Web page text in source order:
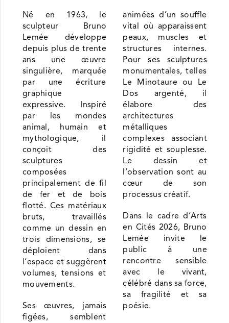
Né en 1963, le
sculpteur Bruno
Lemée développe
depuis plus de trente
ans une œuvre
singulière, marquée
par une écriture
graphique
expressive. Inspiré
par les mondes
animal, humain et
mythologique, il
conçoit des
sculptures
composées
principalement de fil
de fer et de bois
flotté. Ces matériaux
bruts, travaillés
comme un dessin en
trois dimensions, se
déploient dans
l’espace et suggèrent
volumes, tensions et
mouvements.
Ses œuvres, jamais
figées, semblent
animées d’un souffle
vital où apparaissent
peaux, muscles et
structures internes.
Pour ses sculptures
monumentales, telles
Le Minotaure ou Le
Dos argenté, il
élabore des
architectures
métalliques
complexes associant
rigidité et souplesse.
Le dessin et
l’observation sont au
cœur de son
processus créatif.
Dans le cadre d’Arts
en Cités 2026, Bruno
Lemée invite le
public à une
rencontre sensible
avec le vivant,
célébré dans sa force,
sa fragilité et sa
poésie.